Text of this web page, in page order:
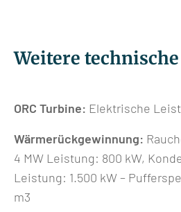
Weitere
ORC Turbine: Elektrische
Wärmerückgewinnung:
4 MW Leistung: 800 kW,
Leistung: 1.500 kW –
m3